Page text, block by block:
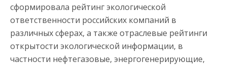
сформировала рейтинг экологической
ответственности российских компаний в
различных сферах, а также отраслевые рейтинги
открытости экологической информации, в
частности нефтегазовые, энергогенерирующие,